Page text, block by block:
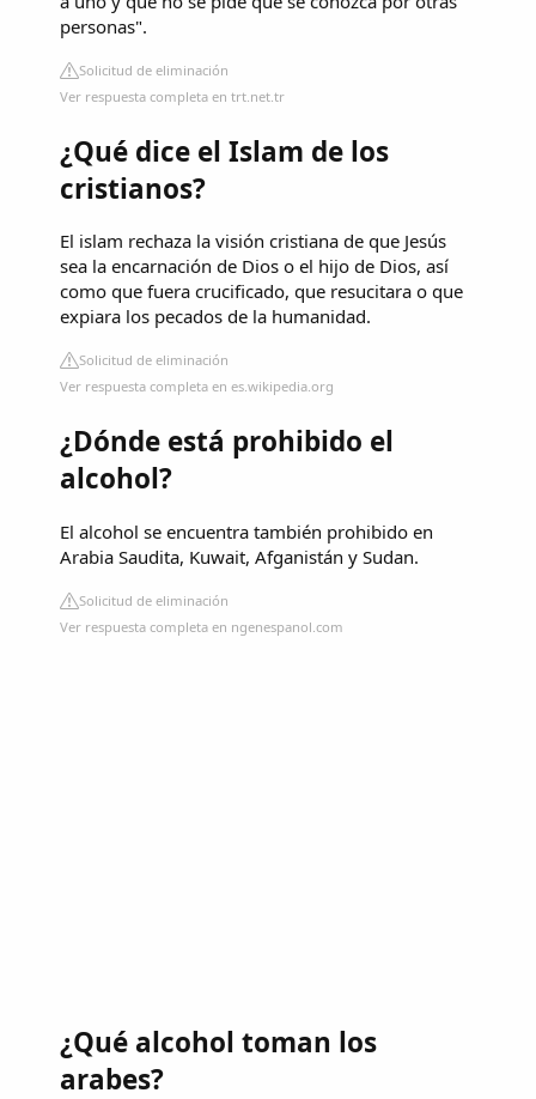
personas".
Solicitud de eliminación
Ver respuesta completa en trt.net.tr
¿Qué dice el Islam de los
cristianos?
El islam rechaza la visión cristiana de que Jesús
sea la encarnación de Dios o el hijo de Dios, así
como que fuera crucificado, que resucitara o que
expiara los pecados de la humanidad.
Solicitud de eliminación
Ver respuesta completa en es.wikipedia.org
¿Dónde está prohibido el
alcohol?
El alcohol se encuentra también prohibido en
Arabia Saudita, Kuwait, Afganistán y Sudan.
Solicitud de eliminación
Ver respuesta completa en ngenespanol.com
¿Qué alcohol toman los
arabes?